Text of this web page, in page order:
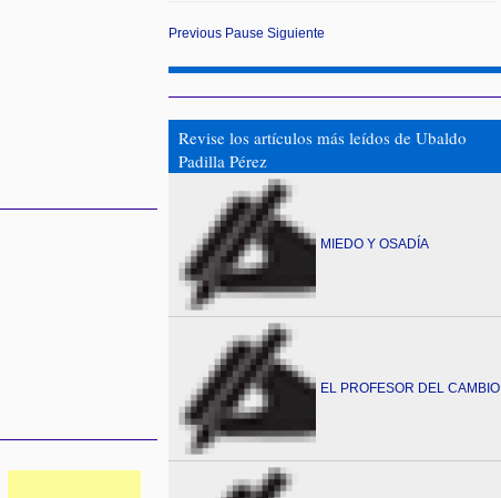
Previous Pause Siguiente
Revise los artículos más leídos de Ubaldo
Padilla Pérez
MIEDO Y OSADÍA
EL PROFESOR DEL CAMBIO